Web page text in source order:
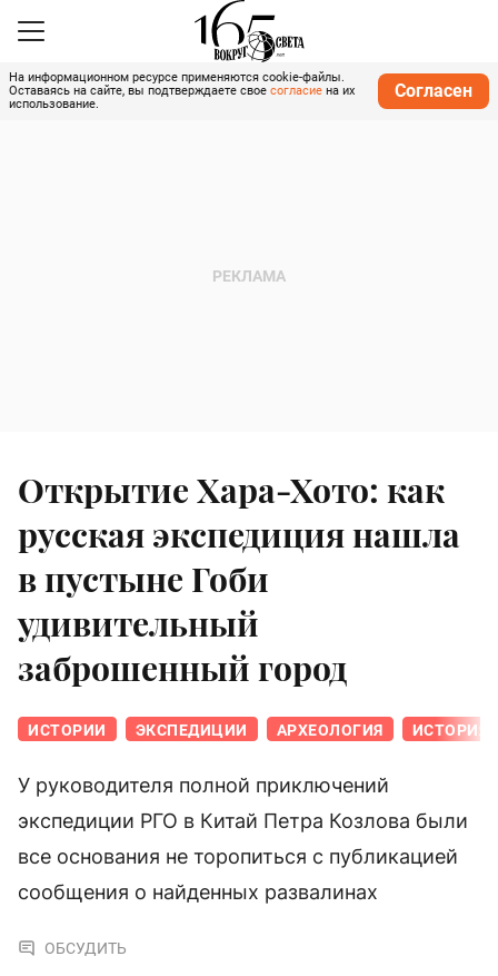
На информационном ресурсе применяются cookie-файлы.
Оставаясь на сайте, вы подтверждаете свое согласие на их
использование.
Согласен
Открытие Хара-Хото: как
русская экспедиция нашла
в пустыне Гоби
удивительный
заброшенный город
ИСТОРИИ ЭКСПЕДИЦИИ АРХЕОЛОГИЯ ИСТОРИЯ
У руководителя полной приключений
экспедиции РГО в Китай Петра Козлова были
все основания не торопиться с публикацией
сообщения о найденных развалинах
ОБСУДИТЬ